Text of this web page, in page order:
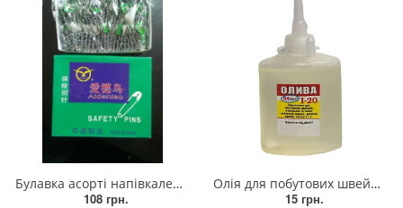
Булавка асорті напівкалена, набір 12 шт, Китай (зелена коробка)
108 грн.
Олія для побутових швейних та в'язальних машин та дверних замків ІЕ-20, середня (30 грам)
15 грн.